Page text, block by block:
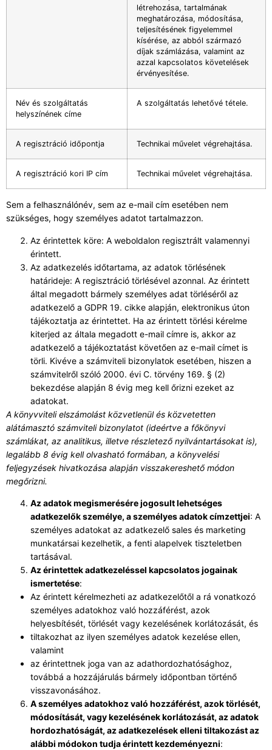
létrehozása, tartalmának
meghatározása, módosítása,
teljesítésének figyelemmel
kísérése, az abból származó
díjak számlázása, valamint az
azzal kapcsolatos követelések
érvényesítése.
Név és szolgáltatás
helyszínének címe
A szolgáltatás lehetővé tétele.
A regisztráció időpontja Technikai művelet végrehajtása.
A regisztráció kori IP cím Technikai művelet végrehajtása.
Sem a felhasználónév, sem az e-mail cím esetében nem
szükséges, hogy személyes adatot tartalmazzon.
Az érintettek köre: A weboldalon regisztrált valamennyi
érintett.
Az adatkezelés időtartama, az adatok törlésének
határideje: A regisztráció törlésével azonnal. Az érintett
által megadott bármely személyes adat törléséről az
adatkezelő a GDPR 19. cikke alapján, elektronikus úton
tájékoztatja az érintettet. Ha az érintett törlési kérelme
kiterjed az általa megadott e-mail címre is, akkor az
adatkezelő a tájékoztatást követően az e-mail címet is
törli. Kivéve a számviteli bizonylatok esetében, hiszen a
számvitelről szóló 2000. évi C. törvény 169. § (2)
bekezdése alapján 8 évig meg kell őrizni ezeket az
adatokat.
A könyvviteli elszámolást közvetlenül és közvetetten
alátámasztó számviteli bizonylatot (ideértve a főkönyvi
számlákat, az analitikus, illetve részletező nyilvántartásokat is),
legalább 8 évig kell olvasható formában, a könyvelési
feljegyzések hivatkozása alapján visszakereshető módon
megőrizni.
Az adatok megismerésére jogosult lehetséges
adatkezelők személye, a személyes adatok címzettjei: A
személyes adatokat az adatkezelő sales és marketing
munkatársai kezelhetik, a fenti alapelvek tiszteletben
tartásával.
Az érintettek adatkezeléssel kapcsolatos jogainak
ismertetése:
Az érintett kérelmezheti az adatkezelőtől a rá vonatkozó
személyes adatokhoz való hozzáférést, azok
helyesbítését, törlését vagy kezelésének korlátozását, és
tiltakozhat az ilyen személyes adatok kezelése ellen,
valamint
az érintettnek joga van az adathordozhatósághoz,
továbbá a hozzájárulás bármely időpontban történő
visszavonásához.
A személyes adatokhozvaló hozzáférést, azok törlését,
módosítását, vagy kezelésének korlátozását, az adatok
hordozhatóságát, az adatkezelések elleni tiltakozást az
alábbi módokon tudja érintett kezdeményezni: